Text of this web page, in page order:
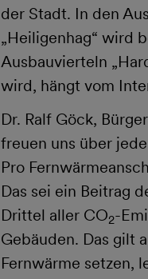
der Stadt. In den
„Heiligenhag“ wird
Ausbauvierteln
wird, hängt vom
Dr. Ralf Göck,
freuen uns über
Pro
Das sei ein Beitrag
Drittel aller CO2-
Gebäuden. Das gilt
Fernwärme setzen,